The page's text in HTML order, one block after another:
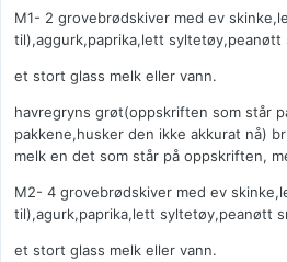
M1- 2 grovebrødskiver med ev
til),aggurk,paprika,lett syltetøy,peanøtt
et stort glass melk eller vann.
havregryns grøt(oppskriften som står
pakkene,husker den ikke akkurat nå)
melk en det som står på oppskriften,
M2- 4 grovebrødskiver med ev
til),agurk,paprika,lett syltetøy,peanøtt
et stort glass melk eller vann.